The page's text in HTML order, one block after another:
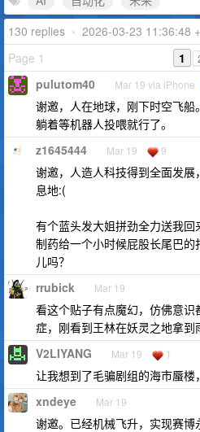
130 replies • 2026-03-23 11:36:48
Page 1
1
pulutom40 Mar 19 via iPhone
谢邀，人在地球，刚下时空飞船
躺着等机器人投喂就行了。
z1645444 Mar 19 9
谢邀，人造人科技得到全面发
息地:(
有个蓝头发大姐拼劲全力送我
制药给一个小时候屁股长尾巴
儿吗？
rrubick Mar 19
看这个贴子有点魔幻，仿佛意
症，刚看到王林在妖灵之地拿到
V2LIYANG Mar 19 1
让我想到了毛骗剧组的海市蜃楼
xndeye Mar 19
谢邀。已经机械飞升，实现赛博